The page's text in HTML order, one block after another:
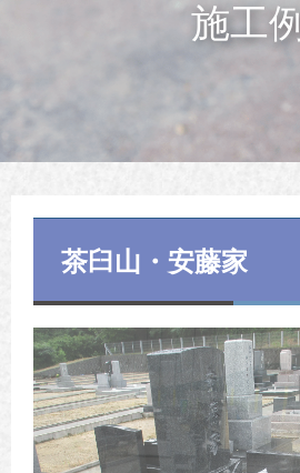
施工
茶臼山・安藤家